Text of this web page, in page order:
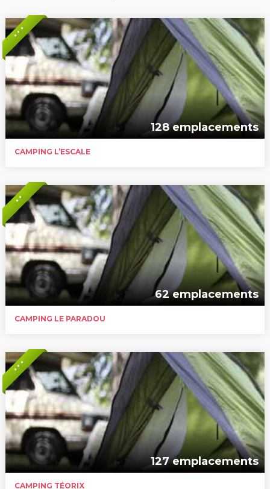
* * *
128 emplacements
CAMPING L’ESCALE
* *
62 emplacements
CAMPING LE PARADOU
* * *
127 emplacements
CAMPING TÉORIX